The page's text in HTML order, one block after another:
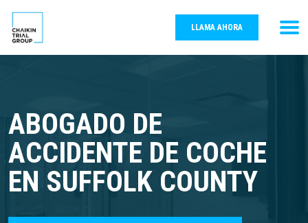
LLAMA AHORA
ABOGADO DE
ACCIDENTE DE COCHE
EN SUFFOLK COUNTY